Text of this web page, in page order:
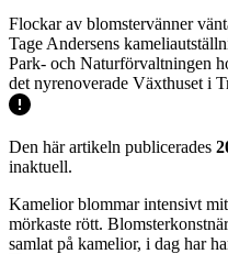
Flockar av blomstervänner
Tage Andersens
Park- och Naturförvaltningen
det nyrenoverade Växthuset i
Den här artikeln publicerades
inaktuell.
Kamelior blommar intensivt
mörkaste rött.
samlat på kamelior, i dag har